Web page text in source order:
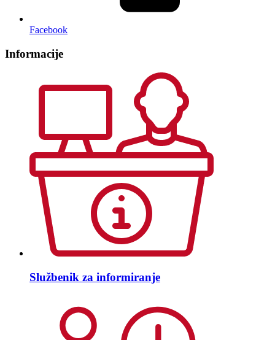
Facebook
Informacije
Službenik za informiranje